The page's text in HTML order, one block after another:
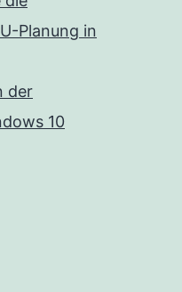
Planung in
der
10